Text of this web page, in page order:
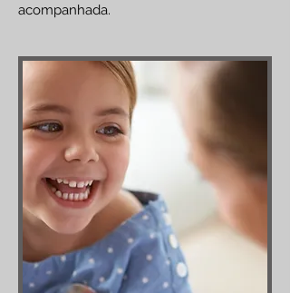
acompanhada.